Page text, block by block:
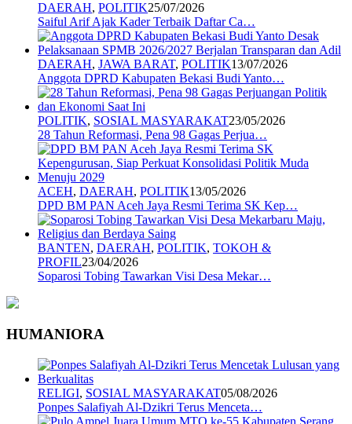
DAERAH, POLITIK25/07/2026
Saiful Arif Ajak Kader Terbaik Daftar Ca…
DAERAH, JAWA BARAT, POLITIK13/07/2026
Anggota DPRD Kabupaten Bekasi Budi Yanto…
POLITIK, SOSIAL MASYARAKAT23/05/2026
28 Tahun Reformasi, Pena 98 Gagas Perjua…
ACEH, DAERAH, POLITIK13/05/2026
DPD BM PAN Aceh Jaya Resmi Terima SK Kep…
BANTEN, DAERAH, POLITIK, TOKOH &
PROFIL23/04/2026
Soparosi Tobing Tawarkan Visi Desa Mekar…
HUMANIORA
RELIGI, SOSIAL MASYARAKAT05/08/2026
Ponpes Salafiyah Al-Dzikri Terus Menceta…